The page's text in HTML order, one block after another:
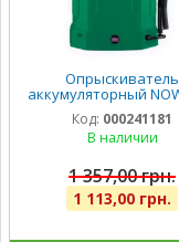
Опрыскиватель
аккумуляторный
3812m
Код: 000241181
В наличии
1 357,00 грн.
1 113,00 грн.